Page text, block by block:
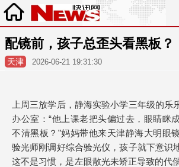
配镜前，孩子总歪头看黑板？
天津 2026-06-21 19:31:30
上周三放学后，静海实验小学三年级的乐
办公室：“他上课老把头偏过去，眼睛眯
不清黑板？”妈妈带他来天津静海大明眼
验光师刚调好综合验光仪，孩子就下意
这不是习惯，是左眼散光未矫正导致的代